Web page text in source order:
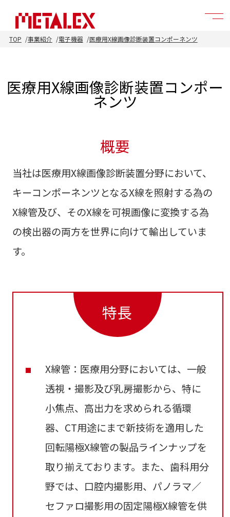
TOP 事業紹介 電子機器 医療用X線画像診断装置コンポーネンツ
医療用X線画像診断装置コンポー
ネンツ
概要
当社は医療用X線画像診断装置分野において、
キーコンポーネンツとなるX線を照射する為の
X線管及び、そのX線を可視画像に変換する為
の検出器の両方を世界に向けて輸出していま
す。
特長
X線管：医療用分野においては、一般
透視・撮影及び乳房撮影から、特に
小焦点、高出力を求められる循環
器、CT用途にまで新技術を適用した
回転陽極X線管の製品ラインナップを
取り揃えております。また、歯科用分
野では、口腔内撮影用、パノラマ／
セファロ撮影用の固定陽極X線管を供